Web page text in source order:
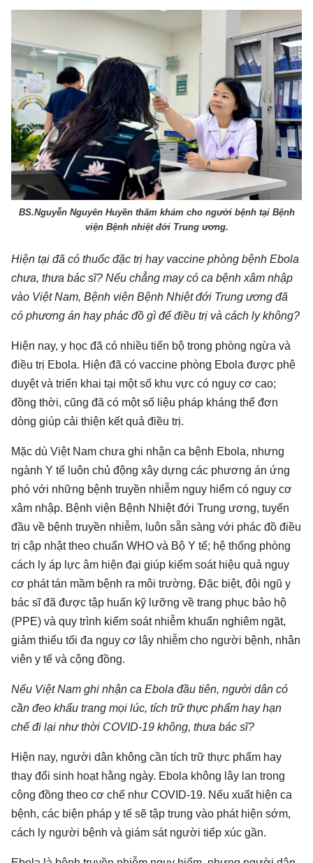
BS.Nguyễn Nguyên Huyền thăm khám cho người bệnh tại Bệnh
viện Bệnh nhiệt đới Trung ương.
Hiện tại đã có thuốc đặc trị hay vaccine phòng bệnh Ebola
chưa, thưa bác sĩ? Nếu chẳng may có ca bệnh xâm nhập
vào Việt Nam, Bệnh viện Bệnh Nhiệt đới Trung ương đã
có phương án hay phác đồ gì để điều trị và cách ly không?
Hiện nay, y học đã có nhiều tiến bộ trong phòng ngừa và
điều trị Ebola. Hiện đã có vaccine phòng Ebola được phê
duyệt và triển khai tại một số khu vực có nguy cơ cao;
đồng thời, cũng đã có một số liệu pháp kháng thể đơn
dòng giúp cải thiện kết quả điều trị.
Mặc dù Việt Nam chưa ghi nhận ca bệnh Ebola, nhưng
ngành Y tế luôn chủ động xây dựng các phương án ứng
phó với những bệnh truyền nhiễm nguy hiểm có nguy cơ
xâm nhập. Bệnh viện Bệnh Nhiệt đới Trung ương, tuyến
đầu về bệnh truyền nhiễm, luôn sẵn sàng với phác đồ điều
trị cập nhật theo chuẩn WHO và Bộ Y tế; hệ thống phòng
cách ly áp lực âm hiện đại giúp kiểm soát hiệu quả nguy
cơ phát tán mầm bệnh ra môi trường. Đặc biệt, đội ngũ y
bác sĩ đã được tập huấn kỹ lưỡng về trang phục bảo hộ
(PPE) và quy trình kiểm soát nhiễm khuẩn nghiêm ngặt,
giảm thiểu tối đa nguy cơ lây nhiễm cho người bệnh, nhân
viên y tế và cộng đồng.
Nếu Việt Nam ghi nhận ca Ebola đầu tiên, người dân có
cần đeo khẩu trang mọi lúc, tích trữ thực phẩm hay hạn
chế đi lại như thời COVID-19 không, thưa bác sĩ?
Hiện nay, người dân không cần tích trữ thực phẩm hay
thay đổi sinh hoạt hằng ngày. Ebola không lây lan trong
cộng đồng theo cơ chế như COVID-19. Nếu xuất hiện ca
bệnh, các biện pháp y tế sẽ tập trung vào phát hiện sớm,
cách ly người bệnh và giám sát người tiếp xúc gần.